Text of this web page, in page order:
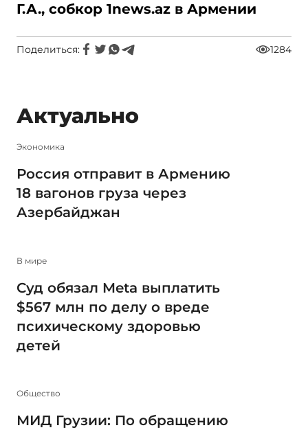
Г.А., собкор 1news.az в Армении
Поделиться: 1284
Актуально
Экономика
Россия отправит в Армению
18 вагонов груза через
Азербайджан
В мире
Суд обязал Meta выплатить
$567 млн по делу о вреде
психическому здоровью
детей
Общество
МИД Грузии: По обращению